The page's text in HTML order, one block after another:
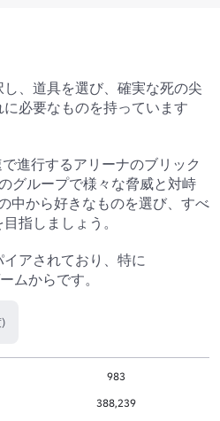
、道具を選び、確実な死の尖
必要なものを持っています
進行するアリーナのブリック
グループで様々な脅威と対峙
中から好きなものを選び、すべ
指しましょう。
アされており、特に
ムからです。
983
388,239